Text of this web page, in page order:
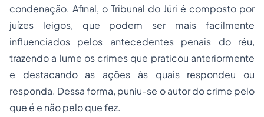
condenação. Afinal, o Tribunal do Júri é composto por
juízes leigos, que podem ser mais facilmente
influenciados pelos antecedentes penais do réu,
trazendo a lume os crimes que praticou anteriormente
e destacando as ações às quais respondeu ou
responda. Dessa forma, puniu-se o autor do crime pelo
que é e não pelo que fez.